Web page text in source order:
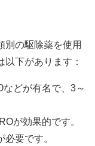
別の駆除薬を使用
下があります：
などが有名で、3～
が効果的です。
要です。